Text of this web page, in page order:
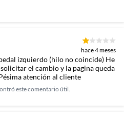
hace 4 meses
izquierdo (hilo no coincide) He
el cambio y la pagina queda
atención al cliente
este comentario útil.